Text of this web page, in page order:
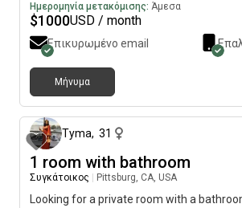
Ημερομηνία μετακόμισης: Άμεσα
$1000USD / month
Επικυρωμένο email
Μήνυμα
Tyma, 31
1 room with bathroom
Συγκάτοικος Pittsburg, CA, USA
Looking for a private room with a